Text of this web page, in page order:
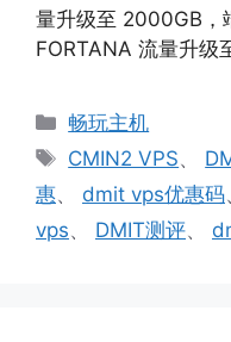
量升级至 2000GB，
FORTANA 流量升级
分
类
畅玩主机
标
签
CMIN2 VPS、
惠、 dmit vps优惠码
vps、 DMIT测评、